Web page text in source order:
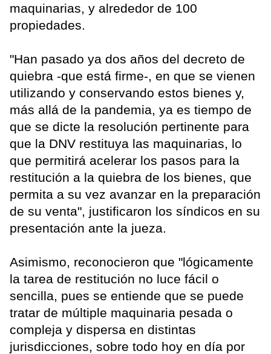
maquinarias, y alrededor de 100
propiedades.
"Han pasado ya dos años del decreto de
quiebra -que está firme-, en que se vienen
utilizando y conservando estos bienes y,
más allá de la pandemia, ya es tiempo de
que se dicte la resolución pertinente para
que la DNV restituya las maquinarias, lo
que permitirá acelerar los pasos para la
restitución a la quiebra de los bienes, que
permita a su vez avanzar en la preparación
de su venta", justificaron los síndicos en su
presentación ante la jueza.
Asimismo, reconocieron que "lógicamente
la tarea de restitución no luce fácil o
sencilla, pues se entiende que se puede
tratar de múltiple maquinaria pesada o
compleja y dispersa en distintas
jurisdicciones, sobre todo hoy en día por